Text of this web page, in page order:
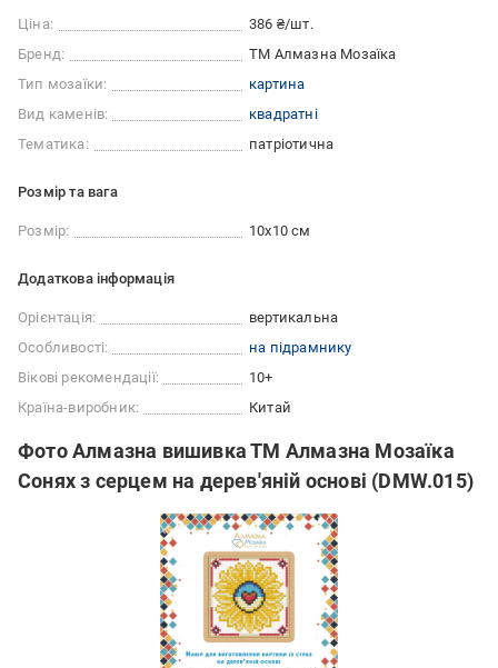
Ціна:
386 ₴/шт.
Бренд:
ТМ Алмазна Мозаїка
Тип мозаїки:
картина
Вид каменів:
квадратні
Тематика:
патріотична
Розмір та вага
Розмір: 10x10 см
Додаткова інформація
Орієнтація:
вертикальна
Особливості:
на підрамнику
Вікові рекомендації:
10+
Країна-виробник:
Китай
Фото Алмазна вишивка ТМ Алмазна Мозаїка
Сонях з серцем на дерев'яній основі (DMW.015)